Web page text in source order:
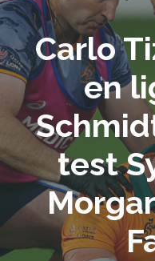
Carlo
en
test